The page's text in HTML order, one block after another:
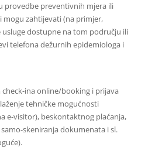
provedbe preventivnih mjera ili
mogu zahtijevati (na primjer,
usluge dostupne na tom području ili
telefona dežurnih epidemiologa i
ina online/booking i prijava
tehničke mogućnosti
e-visitor), beskontaktnog plaćanja,
skeniranja dokumenata i sl.